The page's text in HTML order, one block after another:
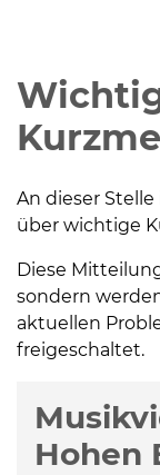
An dieser
über wichtige
Diese
sondern
aktuellen
freigeschaltet.
Hohen